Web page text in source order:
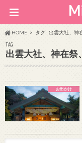
HOME タグ : 出雲大社、神
TAG
出雲大社、神在祭
お出かけ